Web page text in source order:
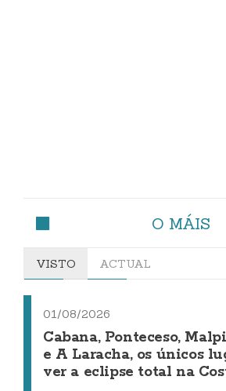
O MÁIS
VISTO ACTUAL
01/08/2026
Cabana, Ponteceso,
e A Laracha, os únicos
ver a eclipse total na